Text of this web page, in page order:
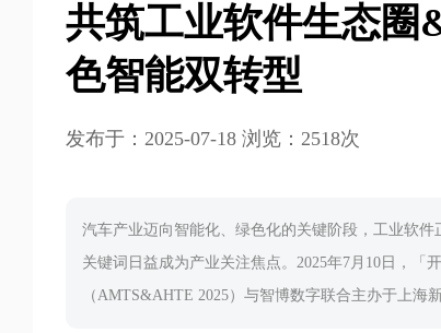
共筑工业软件生态圈
色智能双转型
发布于：2025-07-18 浏览：2518次
汽车产业迈向智能化、绿色化的关键阶段，工业软
关键词日益成为产业关注焦点。2025年7月10日，「
（AMTS&AHTE 2025）与智博数字联合主办于上海